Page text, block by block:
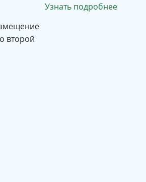
второй
Узнать подробнее